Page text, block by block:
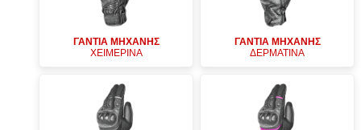
ΓΑΝΤΙΑ ΜΗΧΑΝΗΣ
ΧΕΙΜΕΡΙΝΑ
ΓΑΝΤΙΑ ΜΗΧΑΝΗΣ
ΔΕΡΜΑΤΙΝΑ